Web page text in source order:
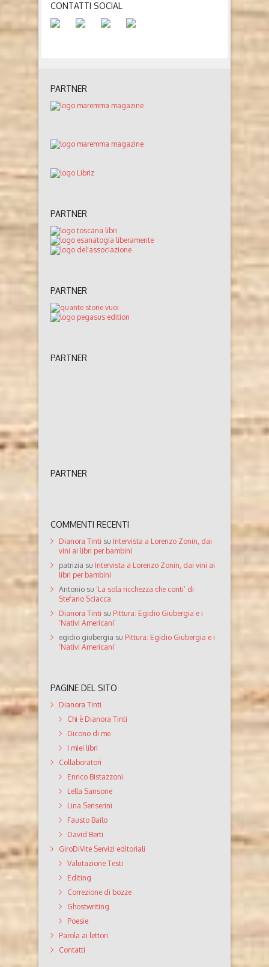
CONTATTI SOCIAL
PARTNER
PARTNER
PARTNER
PARTNER
PARTNER
COMMENTI RECENTI
Dianora Tinti su Intervista a Lorenzo Zonin, dai
vini ai libri per bambini
patrizia su Intervista a Lorenzo Zonin, dai vini ai
libri per bambini
Antonio su ‘La sola ricchezza che conti’ di
Stefano Sciacca
Dianora Tinti su Pittura: Egidio Giubergia e i
‘Nativi Americani’
egidio giubergia su Pittura: Egidio Giubergia e i
‘Nativi Americani’
PAGINE DEL SITO
Dianora Tinti
Chi è Dianora Tinti
Dicono di me
I miei libri
Collaboratori
Enrico Bistazzoni
Lella Sansone
Lina Senserini
Fausto Bailo
David Berti
GiroDiVite Servizi editoriali
Valutazione Testi
Editing
Correzione di bozze
Ghostwriting
Poesie
Parola ai lettori
Contatti